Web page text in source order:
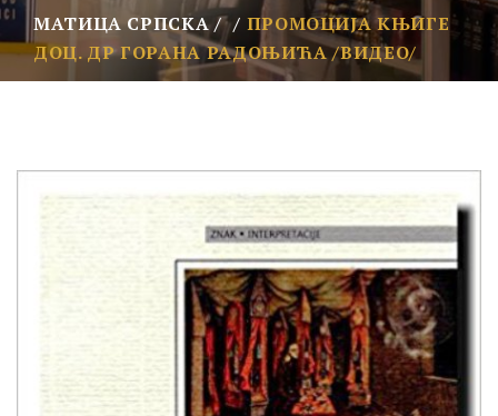
МАТИЦА СРПСКА
ПРОМОЦИЈА КЊИГЕ
ДОЦ. ДР ГОРАНА РАДОЊИЋА /ВИДЕО/